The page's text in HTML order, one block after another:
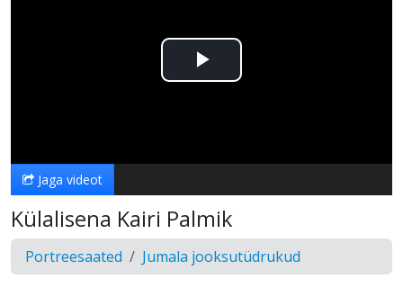
Esita
Jaga videot
Külalisena Kairi Palmik
Portreesaated Jumala jooksutüdrukud